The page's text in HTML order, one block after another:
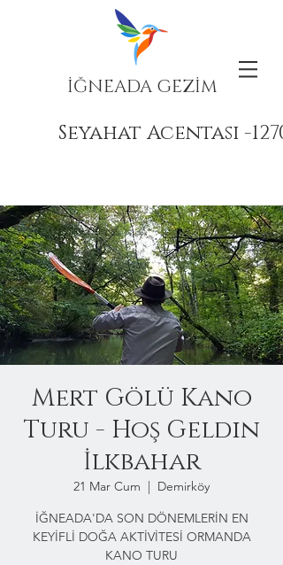
İĞNEADA GEZİM
Seyahat Acentası -
Mert Gölü Kano
Turu - Hoş Geldin
İlkbahar
21 Mar Cum
  |
Demirköy
İĞNEADA'DA SON DÖNEMLERİN EN
KEYİFLİ DOĞA AKTİVİTESİ ORMANDA
KANO TURU